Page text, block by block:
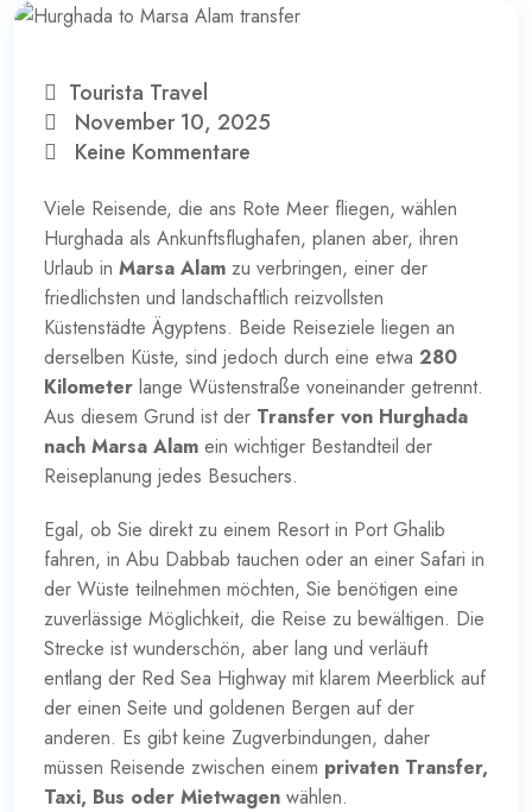
Tourista Travel
November 10, 2025
Keine Kommentare
Viele Reisende, die ans Rote Meer fliegen, wählen
Hurghada als Ankunftsflughafen, planen aber, ihren
Urlaub in Marsa Alam zu verbringen, einer der
friedlichsten und landschaftlich reizvollsten
Küstenstädte Ägyptens. Beide Reiseziele liegen an
derselben Küste, sind jedoch durch eine etwa 280
Kilometer lange Wüstenstraße voneinander getrennt.
Aus diesem Grund ist der Transfer von Hurghada
nach Marsa Alam ein wichtiger Bestandteil der
Reiseplanung jedes Besuchers.
Egal, ob Sie direkt zu einem Resort in Port Ghalib
fahren, in Abu Dabbab tauchen oder an einer Safari in
der Wüste teilnehmen möchten, Sie benötigen eine
zuverlässige Möglichkeit, die Reise zu bewältigen. Die
Strecke ist wunderschön, aber lang und verläuft
entlang der Red Sea Highway mit klarem Meerblick auf
der einen Seite und goldenen Bergen auf der
anderen. Es gibt keine Zugverbindungen, daher
müssen Reisende zwischen einem privaten Transfer,
Taxi, Bus oder Mietwagen wählen.